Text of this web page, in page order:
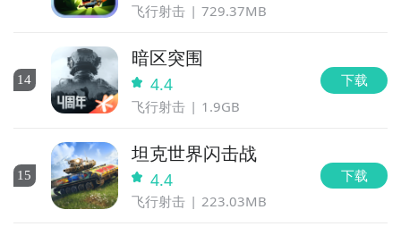
飞行射击 729.37MB
14
暗区突围
4.4
飞行射击 1.9GB
下载
15
坦克世界闪击战
4.4
飞行射击 223.03MB
下载